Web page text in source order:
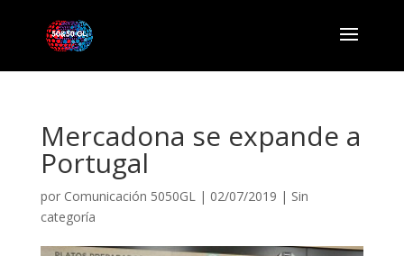
Mercadona se expande a
Portugal
por Comunicación 5050GL| 02/07/2019 | Sin
categoría